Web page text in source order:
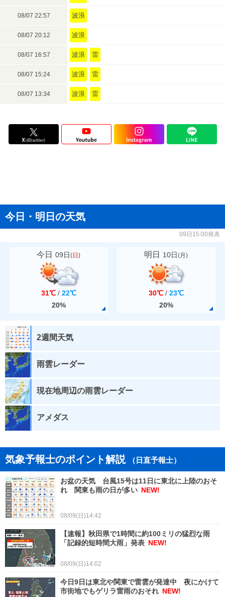
08/07 22:57 波浪
08/07 20:12 波浪
08/07 16:57 波浪 雷
08/07 15:24 波浪 雷
08/07 13:34 波浪 雷
今日・明日の天気
09日15:00発表
今日 09日(日)
31℃ / 22℃
20%
明日 10日(月)
30℃ / 23℃
20%
2週間天気
雨雲レーダー
現在地周辺の雨雲レーダー
アメダス
気象予報士のポイント解説 （日直予報士）
お盆の天気 台風15号は11日に東北に上陸のおそ
れ 関東も雨の日が多い NEW!
08/09(日)14:42
【速報】秋田県で1時間に約100ミリの猛烈な雨
「記録的短時間大雨」発表 NEW!
08/09(日)14:02
今日9日は東北や関東で雷雲が発達中 夜にかけて
市街地でもゲリラ雷雨のおそれ NEW!